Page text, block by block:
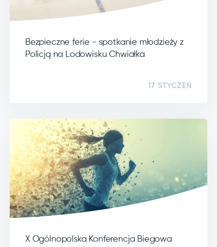
Bezpieczne ferie - spotkanie młodzieży z
Policją na Lodowisku Chwiałka
17 STYCZEŃ
X Ogólnopolska Konferencja Biegowa